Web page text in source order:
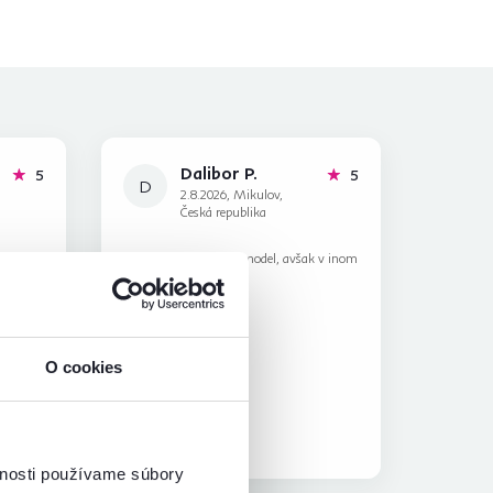
O cookies
používame súbory
5hviezdičiek
D
Dalibor P.
2.8.2026, Mikulov,
Česká republika
5hviezdičiek
Recenzia pre rovnaký model, avšak v inom
prevedení.